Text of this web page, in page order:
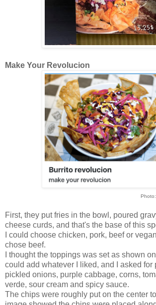
Make Your Revolucion
Photo:
First, they put fries in the bowl, poured
cheese curds, and that's the base of this
I could choose chicken, pork, beef or
chose beef.
I thought the toppings was set as shown on
could add whatever I liked, and I asked for
pickled onions, purple cabbage, corns,
verde, sour cream and spicy sauce.
The chips were roughly put on the center